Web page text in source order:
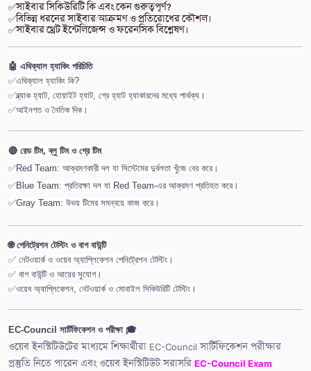
✅সাইবার সিকিউরিটি কি এবং কেন গুরুত্বপূর্ণ?
✅বিভিন্ন ধরনের সাইবার আক্রমণ ও প্রতিরোধের কৌশল।
✅সাইবার থ্রেট ইন্টেলিজেন্স ও ফরেনসিক বিশ্লেষণ।
🤖 এথিক্যাল হ্যাকিং পরিচিতি
✅এথিক্যাল হ্যাকিং কি?
✅ব্ল্যাক হ্যাট, হোয়াইট হ্যাট, গ্রে হ্যাট হ্যাকারদের মধ্যে পার্থক্য।
✅আইনগত ও নৈতিক দিক।
🔴 রেড টিম, ব্লু টিম ও গ্রে টিম
✅Red Team: আক্রমণকারী দল যা সিস্টেমের দুর্বলতা খুঁজে বের করে।
✅Blue Team: প্রতিরক্ষা দল যা Red Team-এর আক্রমণ প্রতিহত করে।
✅Gray Team: উভয় টিমের সমন্বয়ে কাজ করে।
🌐 পেনিট্রেশন টেস্টিং ও বাগ বাউন্টি
✅ নেটওয়ার্ক ও ওয়েব অ্যাপ্লিকেশন পেনিট্রেশন টেস্টিং।
✅ বাগ বাউন্টি ও আয়ের সুযোগ।
✅ওয়েব অ্যাপ্লিকেশন, নেটওয়ার্ক ও মোবাইল সিকিউরিটি টেস্টিং।
EC-Council সার্টিফিকেশন ও পরীক্ষা 🎓
ওয়েব ইনস্টিটিউটের মাধ্যমে শিক্ষার্থীরা EC-Council সার্টিফিকেশন পরীক্ষার
প্রস্তুতি নিতে পারেন এবং ওয়েব ইনস্টিটিউট সরাসরি EC-Council Exam